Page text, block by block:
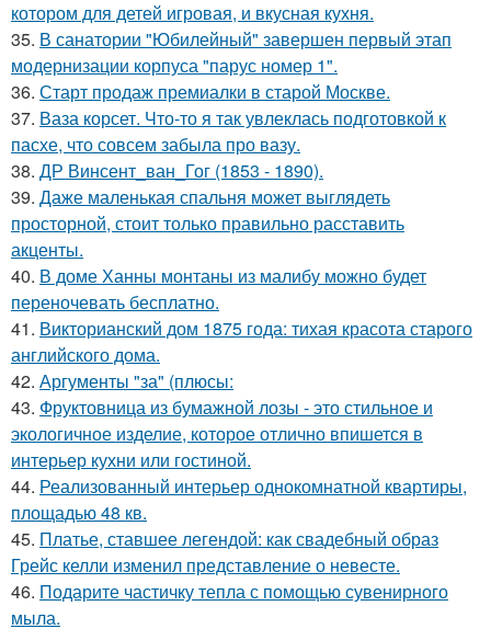
котором для детей игровая, и вкусная кухня.
35. В санатории "Юбилейный" завершен первый этап
модернизации корпуса "парус номер 1".
36. Старт продаж премиалки в старой Москве.
37. Ваза корсет. Что-то я так увлеклась подготовкой к
пасхе, что совсем забыла про вазу.
38. ДР Винсент_ван_Гог (1853 - 1890).
39. Даже маленькая спальня может выглядеть
просторной, стоит только правильно расставить
акценты.
40. В доме Ханны монтаны из малибу можно будет
переночевать бесплатно.
41. Викторианский дом 1875 года: тихая красота старого
английского дома.
42. Аргументы "за" (плюсы:
43. Фруктовница из бумажной лозы - это стильное и
экологичное изделие, которое отлично впишется в
интерьер кухни или гостиной.
44. Реализованный интерьер однокомнатной квартиры,
площадью 48 кв.
45. Платье, ставшее легендой: как свадебный образ
Грейс келли изменил представление о невесте.
46. Подарите частичку тепла с помощью сувенирного
мыла.